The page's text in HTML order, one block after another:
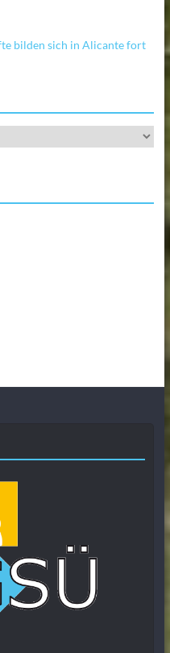
bilden sich in Alicante fort